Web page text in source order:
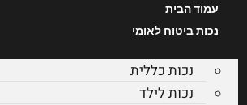
עמוד הבית
נכות ביטוח לאומי
נכות כללית
נכות לילד